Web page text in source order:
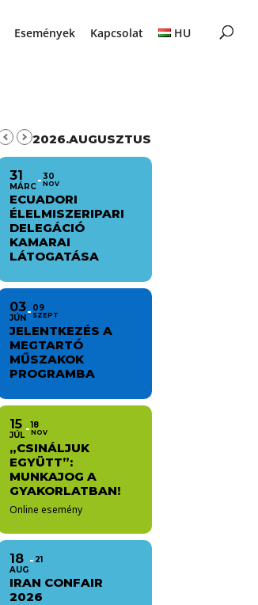
Események Kapcsolat HU
2026.AUGUSZTUS
31
MÁRC
30
NOV
ECUADORI
ÉLELMISZERIPARI
DELEGÁCIÓ
KAMARAI
LÁTOGATÁSA
03
JÚN
09
SZEPT
JELENTKEZÉS A
MEGTARTÓ
MŰSZAKOK
PROGRAMBA
15
JÚL
18
NOV
„CSINÁLJUK
EGYÜTT”:
MUNKAJOG A
GYAKORLATBAN!
Online esemény
18
AUG
21
IRAN CONFAIR
2026